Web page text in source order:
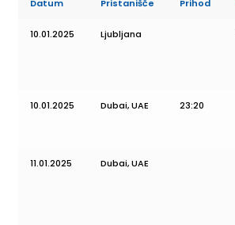
Datum Pristanišče Prihod
10.01.2025 Ljubljana
10.01.2025 Dubai, UAE 23:20
11.01.2025 Dubai, UAE